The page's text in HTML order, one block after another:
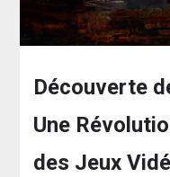
Découverte
Une
des Jeux